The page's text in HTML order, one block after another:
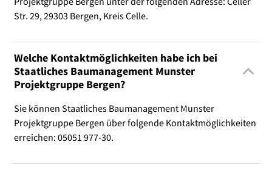
Str. 29, 29303 Bergen, Kreis Celle.
Welche Kontaktmöglichkeiten habe ich bei
Staatliches Baumanagement Munster
Projektgruppe Bergen?
Sie können Staatliches Baumanagement Munster
Projektgruppe Bergen über folgende Kontaktmöglichkeiten
erreichen: 05051 977-30.